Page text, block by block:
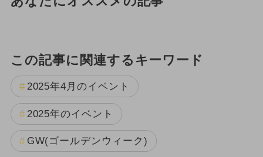
この記事に関連するキーワード
2025年4月のイベント
2025年のイベント
GW(ゴールデンウィーク)